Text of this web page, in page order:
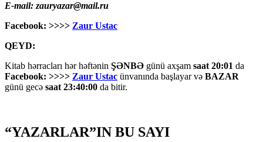
E-mail: zauryazar@mail.ru
Facebook: >>>> Zaur Ustac
QEYD:
Kitab hərracları hər həftənin ŞƏNBƏ günü axşam saat 20:01 da
Facebook: >>>> Zaur Ustac ünvanında başlayar və BAZAR
günü gecə saat 23:40:00 da bitir.
“YAZARLAR”IN BU SAYI